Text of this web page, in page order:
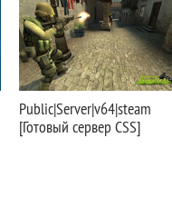
Public|Server|v64|steam
[Готовый сервер CSS]